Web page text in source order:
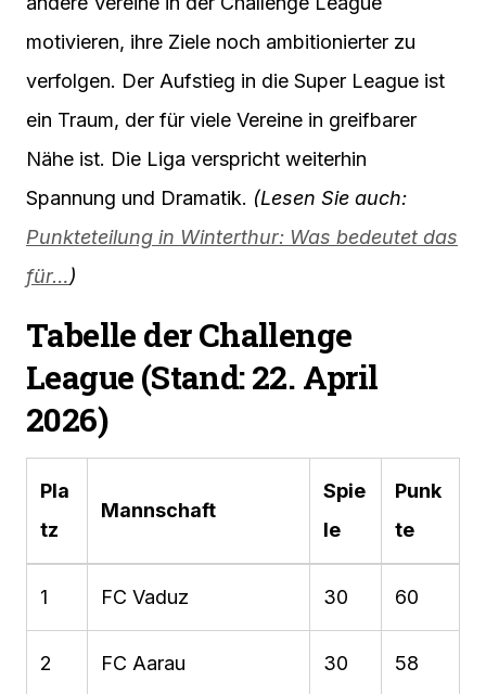
motivieren, ihre Ziele noch ambitionierter zu
verfolgen. Der Aufstieg in die Super League ist
ein Traum, der für viele Vereine in greifbarer
Nähe ist. Die Liga verspricht weiterhin
Spannung und Dramatik. (Lesen Sie auch:
Punkteteilung in Winterthur: Was bedeutet das
für…)
Tabelle der Challenge
League (Stand: 22. April
2026)
Pla
tz
Mannschaft
Spie
le
Punk
te
1 FC Vaduz 30 60
2 FC Aarau 30 58